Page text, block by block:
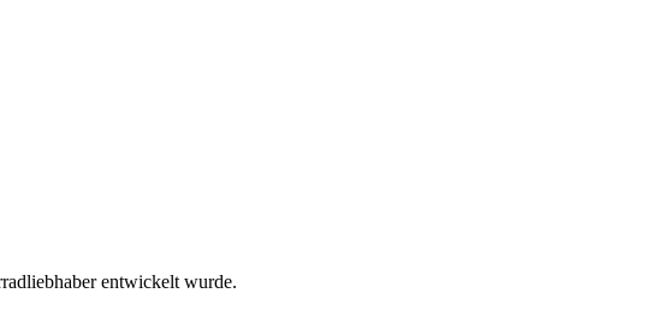
entwickelt wurde.